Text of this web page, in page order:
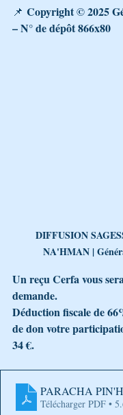
📌 Copyright © 2025
– N° de dépôt 866x80
DIFFUSION
NA'HMAN |
Un reçu Cerfa vous
demande.
Déduction fiscale de
de don votre
34 €.
PARACHA
Télécharger PDF •